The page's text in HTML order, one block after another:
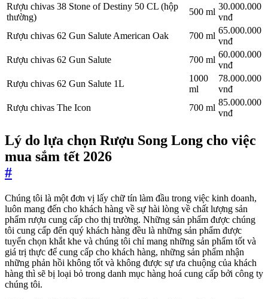
Rượu chivas 38 Stone of Destiny 50 CL (hộp
thường)
500 ml
30.000.000
vnđ
Rượu chivas 62 Gun Salute American Oak
700 ml
65.000.000
vnđ
Rượu chivas 62 Gun Salute
700 ml
60.000.000
vnđ
Rượu chivas 62 Gun Salute 1L
1000
ml
78.000.000
vnđ
Rượu chivas The Icon
700 ml
85.000.000
vnđ
Lý do lựa chọn Rượu Song Long cho việc
mua sắm tết 2026
#
Chúng tôi là một đơn vị lấy chữ tín làm đầu trong việc kinh doanh,
luôn mang đến cho khách hàng về sự hài lòng về chất lượng sản
phẩm rượu cung cấp cho thị trường. Những sản phẩm được chúng
tôi cung cấp đến quý khách hàng đều là những sản phẩm được
tuyển chọn khắt khe và chúng tôi chỉ mang những sản phẩm tốt và
giá trị thực để cung cấp cho khách hàng, những sản phẩm nhận
những phản hồi không tốt và không được sự ưa chuộng của khách
hàng thì sẽ bị loại bỏ trong danh mục hàng hoá cung cấp bởi công ty
chúng tôi.